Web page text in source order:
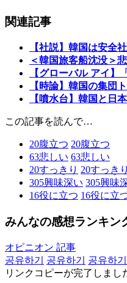
関連記事
【社説】韓国は安全
＜韓国旅客船沈没＞
【グローバル アイ】
【時論】韓国の集団
【噴水台】韓国と日
この記事を読んで…
20腹立つ 20腹立つ
63悲しい 63悲しい
20すっきり 20すっきり
305興味深い 305興味
16役に立つ 16役に立
みんなの感想ランキン
オピニオン 記事
공유하기
공유하기 공유하기
リンクコピーが完了しまし